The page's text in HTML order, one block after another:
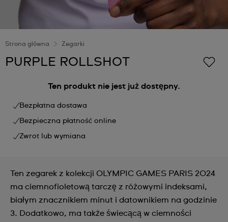
Strona główna Zegarki
PURPLE ROLLSHOT
Ten produkt nie jest już dostępny.
Bezpłatna dostawa
Bezpieczna płatność online
Zwrot lub wymiana
Ten zegarek z kolekcji OLYMPIC GAMES PARIS 2024
ma ciemnofioletową tarczę z różowymi indeksami,
białym znacznikiem minut i datownikiem na godzinie
3. Dodatkowo, ma także świecącą w ciemności